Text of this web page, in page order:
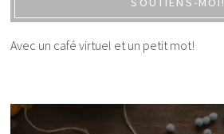
Avec un café virtuel et un petit mot!